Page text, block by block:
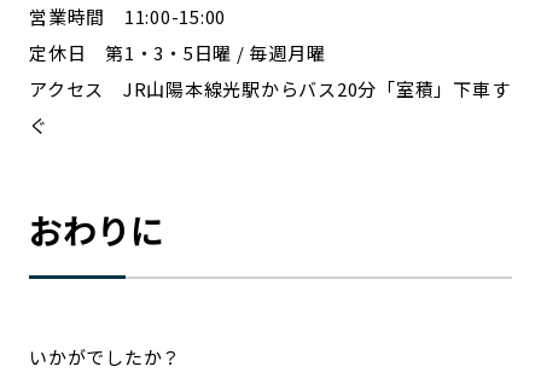
営業時間 11:00-15:00
定休日 第1・3・5日曜 / 毎週月曜
アクセス JR山陽本線光駅からバス20分「室積」下車す
ぐ
おわりに
いかがでしたか？